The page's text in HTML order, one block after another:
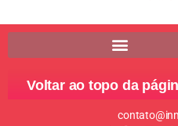
Voltar ao topo da